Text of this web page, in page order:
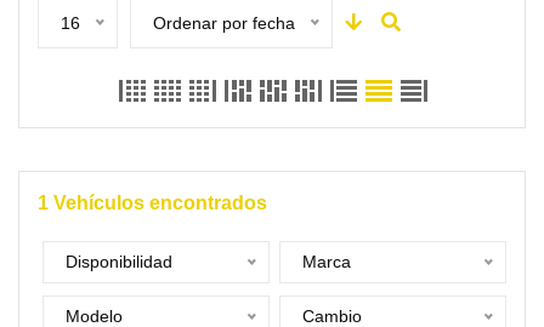
16 Ordenar por fecha
1 Vehículos encontrados
Disponibilidad Marca
Modelo Cambio